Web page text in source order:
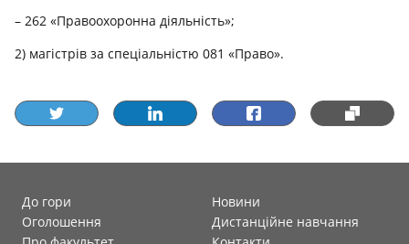
– 262 «Правоохоронна діяльність»;
2) магістрів за спеціальністю 081 «Право».
До гори
Новини
Оголошення
Дистанційне навчання